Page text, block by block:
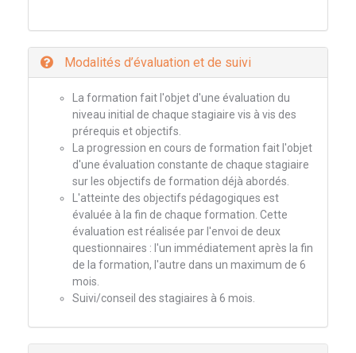
Modalités d’évaluation et de suivi
La formation fait l'objet d'une évaluation du
niveau initial de chaque stagiaire vis à vis des
prérequis et objectifs.
La progression en cours de formation fait l'objet
d'une évaluation constante de chaque stagiaire
sur les objectifs de formation déjà abordés.
L'atteinte des objectifs pédagogiques est
évaluée à la fin de chaque formation. Cette
évaluation est réalisée par l'envoi de deux
questionnaires : l'un immédiatement après la fin
de la formation, l'autre dans un maximum de 6
mois.
Suivi/conseil des stagiaires à 6 mois.